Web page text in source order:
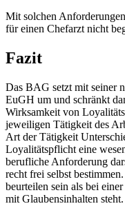
Mit solchen
für einen Chefarzt nicht
Fazit
Das BAG setzt mit seiner
EuGH um und schränkt
Wirksamkeit von
jeweiligen Tätigkeit des
Art der Tätigkeit
Loyalitätspflicht eine
berufliche Anforderung
recht frei selbst
beurteilen sein als bei
mit Glaubensinhalten steht.